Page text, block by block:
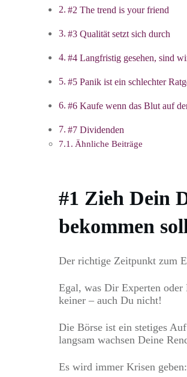
#2 The trend is your friend
#3 Qualität setzt sich durch
#4 Langfristig gesehen, sind
#5 Panik ist ein schlechter
#6 Kaufe wenn das Blut auf
#7 Dividenden
Ähnliche Beiträge
#1 Zieh Dein
bekommen
Der richtige Zeitpunkt zum
Egal, was Dir Experten oder
keiner – auch Du nicht!
Die Börse ist ein stetiges
langsam wachsen Deine
Es wird immer Krisen